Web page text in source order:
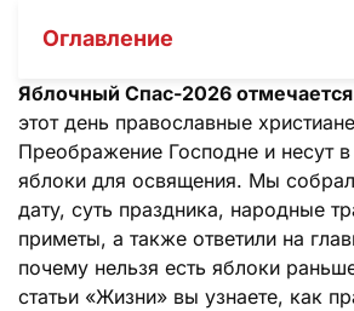
Оглавление
Яблочный Спас-2026 отмечается
этот день православные
Преображение Господне и несут
яблоки для освящения. Мы
дату, суть праздника, народные
приметы, а также ответили на
почему нельзя есть яблоки
статьи «Жизни» вы узнаете, как